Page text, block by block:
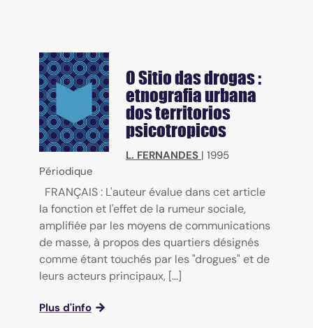
O Sitio das drogas :
etnografia urbana
dos territorios
psicotropicos
L. FERNANDES | 1995
Périodique
FRANÇAIS : L'auteur évalue dans cet article
la fonction et l'effet de la rumeur sociale,
amplifiée par les moyens de communications
de masse, à propos des quartiers désignés
comme étant touchés par les "drogues" et de
leurs acteurs principaux, [...]
Plus d'info